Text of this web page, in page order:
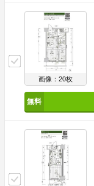
画像：20枚